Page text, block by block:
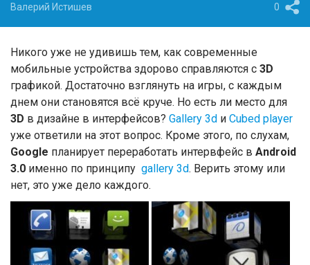
Валерий Истишев 0
Никого уже не удивишь тем, как современные
мобильные устройства здорово справляются с 3D
графикой. Достаточно взглянуть на игры, с каждым
днем они становятся всё круче. Но есть ли место для
3D в дизайне в интерфейсов? Gallery 3d и Cubed player
уже ответили на этот вопрос. Кроме этого, по слухам,
Google планирует переработать интервфейс в Android
3.0 именно по принципу gallery 3d. Верить этому или
нет, это уже дело каждого.